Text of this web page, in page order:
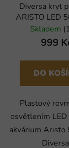
Diversa kryt
ARISTO LED
Skladem
999
DO
Plastový
osvětlením
akvárium Aristo